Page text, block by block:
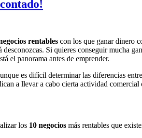
rentables con los que ganar dinero
Si quieres conseguir mucha
el panorama antes de emprender.
es difícil determinar las diferencias
a llevar a cabo cierta actividad
los 10 negocios más rentables que